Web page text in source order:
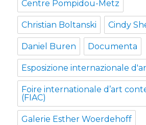
Centre Pompidou-Metz
Christian Boltanski Cindy
Daniel Buren Documenta
Esposizione internazionale
Foire internationale d’art
(FIAC)
Galerie Esther Woerdehoff